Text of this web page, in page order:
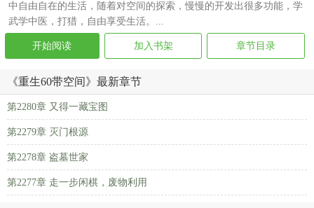
中自由自在的生活，随着对空间的探索，慢慢的开发出很多功能，学
武学中医，打猎，自由享受生活。...
开始阅读 加入书架 章节目录
《重生60带空间》最新章节
第2280章 又得一藏宝图
第2279章 灭门根源
第2278章 盗墓世家
第2277章 走一步闲棋，废物利用